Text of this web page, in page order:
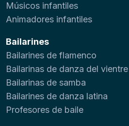
Músicos infantiles
Animadores infantiles
Bailarines
Bailarines de flamenco
Bailarinas de danza del vientre
Bailarinas de samba
Bailarines de danza latina
Profesores de baile